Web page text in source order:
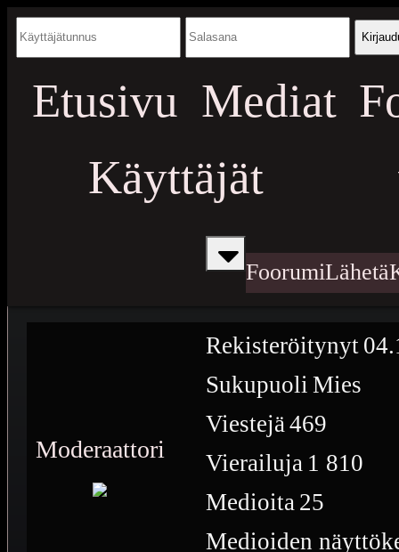
Etusivu Mediat
Käyttäjät
FoorumiLähetä
Moderaattori
Rekisteröitynyt
Sukupuoli Mies
Viestejä 469
Vierailuja 1 810
Medioita 25
Medioiden